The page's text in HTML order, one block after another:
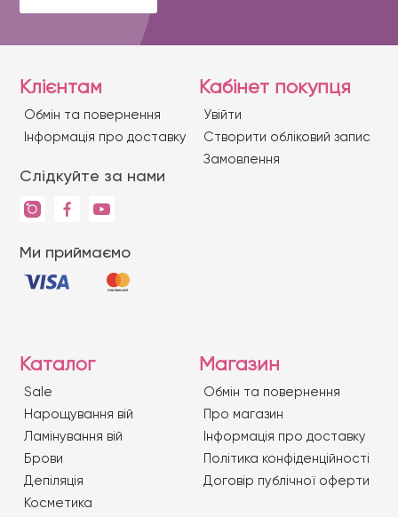
Клієнтам
Обмін та повернення
Iнформація про доставку
Слідкуйте за нами
Ми приймаємо
Кабінет покупця
Увійти
Створити обліковий запис
Замовлення
Каталог
Sale
Нарощування вій
Ламінування вій
Брови
Депіляція
Косметика
Магазин
Обмін та повернення
Про магазин
Iнформація про доставку
Політика конфіденційності
Договір публічної оферти